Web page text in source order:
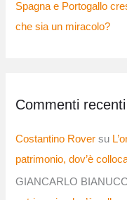
Spagna e Portogallo
che sia un miracolo?
Commenti recenti
Costantino Rover su
patrimonio, dov’è
GIANCARLO BIANUCCI